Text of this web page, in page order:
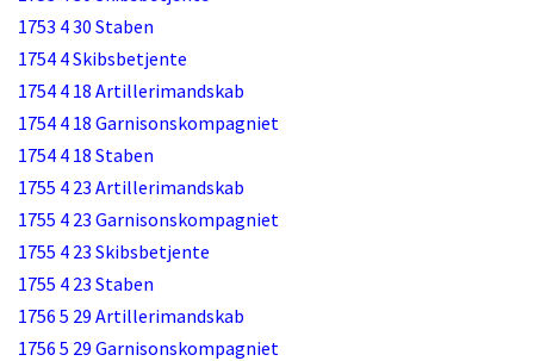
1753 4 30 Staben
1754 4 Skibsbetjente
1754 4 18 Artillerimandskab
1754 4 18 Garnisonskompagniet
1754 4 18 Staben
1755 4 23 Artillerimandskab
1755 4 23 Garnisonskompagniet
1755 4 23 Skibsbetjente
1755 4 23 Staben
1756 5 29 Artillerimandskab
1756 5 29 Garnisonskompagniet